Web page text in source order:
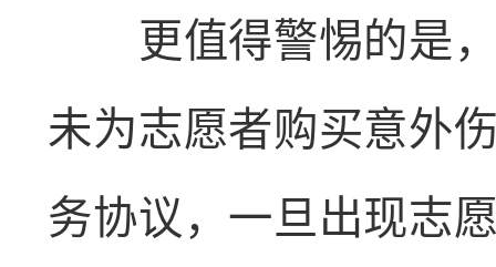
更值得警惕的是，
未为志愿者购买意外
务协议，一旦出现志